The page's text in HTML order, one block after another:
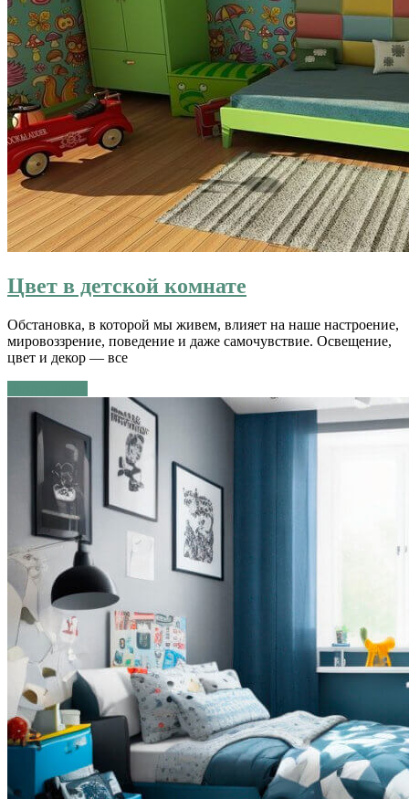
Цвет в детской комнате
Обстановка, в которой мы живем, влияет на наше настроение,
мировоззрение, поведение и даже самочувствие. Освещение,
цвет и декор — все